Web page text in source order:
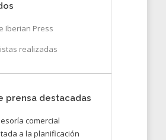
Iberian Press
realizadas
prensa destacadas
comercial
a la planificación